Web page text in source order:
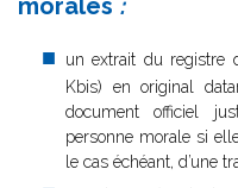
morales :
un extrait du registre
Kbis) en original
document officiel
personne morale si
le cas échéant, d’une